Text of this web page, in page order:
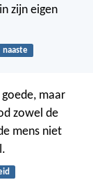
zijn eigen
naaste
maar
zowel de
mens niet